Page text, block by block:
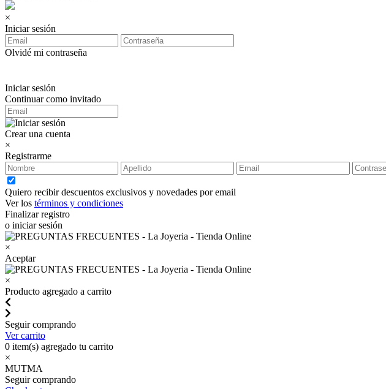
×
Iniciar sesión
Olvidé mi contraseña
Iniciar sesión
Continuar como invitado
Crear una cuenta
×
Registrarme
Quiero recibir descuentos exclusivos y novedades por email
Ver los términos y condiciones
Finalizar registro
o iniciar sesión
×
Aceptar
×
Producto agregado a carrito
Seguir comprando
Ver carrito
0 item(s) agregado tu carrito
×
MUTMA
Seguir comprando